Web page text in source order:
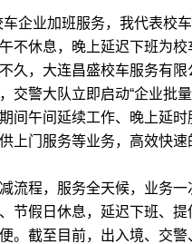
业加班服务，我代表校车
不休息，晚上延迟下班为
久，大连昌盛校车服务有
交警大队立即启动“企业批
间午间延续工作、晚上延
上门服务等业务，高效快速
程，服务全天候，业务一
节假日休息，延迟下班、
。截至目前，出入境、交